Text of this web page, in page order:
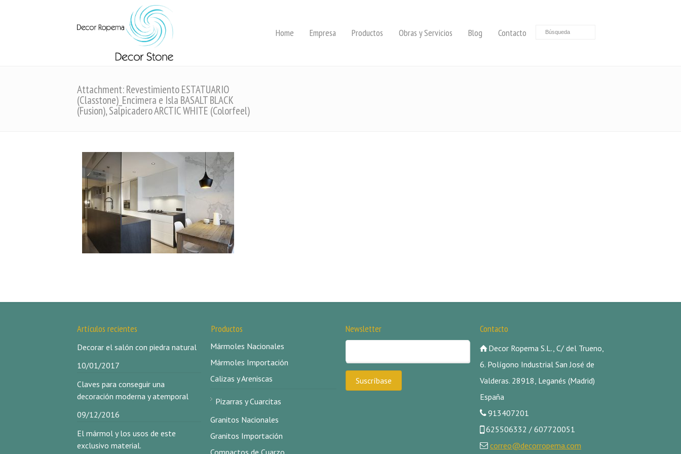
Home Empresa Productos Obras y Servicios Blog Contacto
Attachment: Revestimiento ESTATUARIO
(Classtone)_Encimera e Isla BASALT BLACK
(Fusion), Salpicadero ARCTIC WHITE (Colorfeel)
Artículos recientes
Decorar el salón con piedra natural
10/01/2017
Claves para conseguir una
decoración moderna y atemporal
09/12/2016
El mármol y los usos de este
exclusivo material.
Productos
Mármoles Nacionales
Mármoles Importación
Calizas y Areniscas
Pizarras y Cuarcitas
Granitos Nacionales
Granitos Importación
Compactos de Cuarzo
Newsletter Contacto
Decor Ropema S.L., C/ del Trueno,
6. Polígono Industrial San José de
Valderas. 28918, Leganés (Madrid)
España
913407201
625506332 / 607720051
correo@decorropema.com